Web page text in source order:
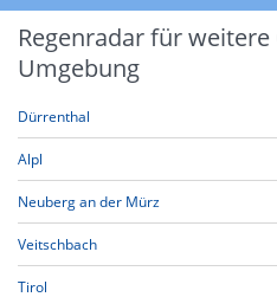
Regenradar für
Umgebung
Dürrenthal
Alpl
Neuberg an der Mürz
Veitschbach
Tirol